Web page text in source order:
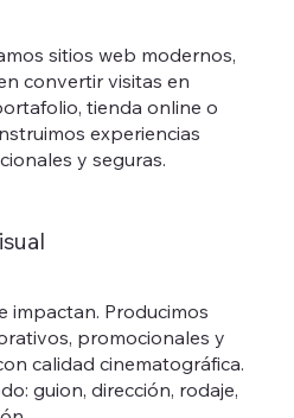
sitios web modernos,
convertir visitas en
tienda online o
experiencias
y seguras.
impactan. Producimos
promocionales y
calidad cinematográfica.
guion, dirección, rodaje,